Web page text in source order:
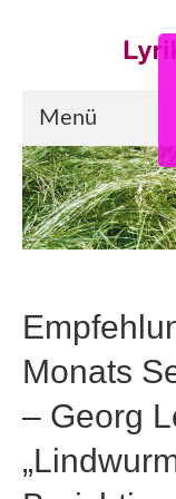
Menü
Start
LYRIK:POST
Einkaufsladen
Empfehlung
Videos
Monats
– Georg